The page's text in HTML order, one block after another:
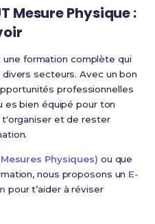
Mesure Physique :
formation complète qui
secteurs. Avec un bon
professionnelles
es bien équipé pour ton
t'organiser et de rester
Physiques) ou que
nous proposons un E-
pour t’aider à réviser